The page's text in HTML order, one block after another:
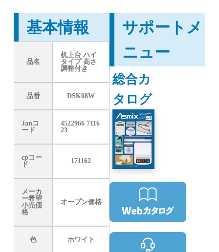
基本情報
品名
机上台 ハイ
タイプ 高さ
調整付き
品番 DSK08W
Janコ
ード
4522966 7116
23
cpコー
ド
171162
メーカ
ー希望
小売価
格
オープン価格
色 ホワイト
サポートメ
ニュー
総合カ
タログ